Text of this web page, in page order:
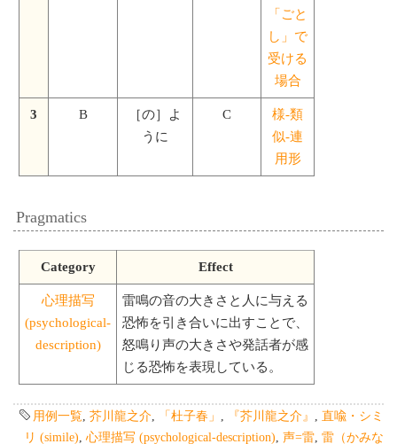
「ごと
し」で
受ける
場合
3 B
［の］よ
うに
C
様-類
似-連
用形
Pragmatics
Category Effect
心理描写
(psychological-
description)
雷鳴の音の大きさと人に与える
恐怖を引き合いに出すことで、
怒鳴り声の大きさや発話者が感
じる恐怖を表現している。
用例一覧 芥川龍之介 「杜子春」 『芥川龍之介』
直喩・シミ
リ (simile) 心理描写 (psychological-description) 声=雷 雷（かみな